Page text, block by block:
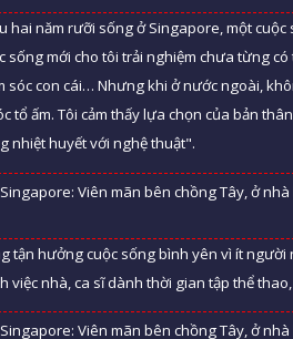
hai năm rưỡi sống ở Singapore, một cuộc
sống mới cho tôi trải nghiệm chưa từng
sóc con cái… Nhưng khi ở nước ngoài,
tổ ấm. Tôi cảm thấy lựa chọn của bản
nhiệt huyết với nghệ thuật".
tận hưởng cuộc sống bình yên vì ít người
việc nhà, ca sĩ dành thời gian tập thể